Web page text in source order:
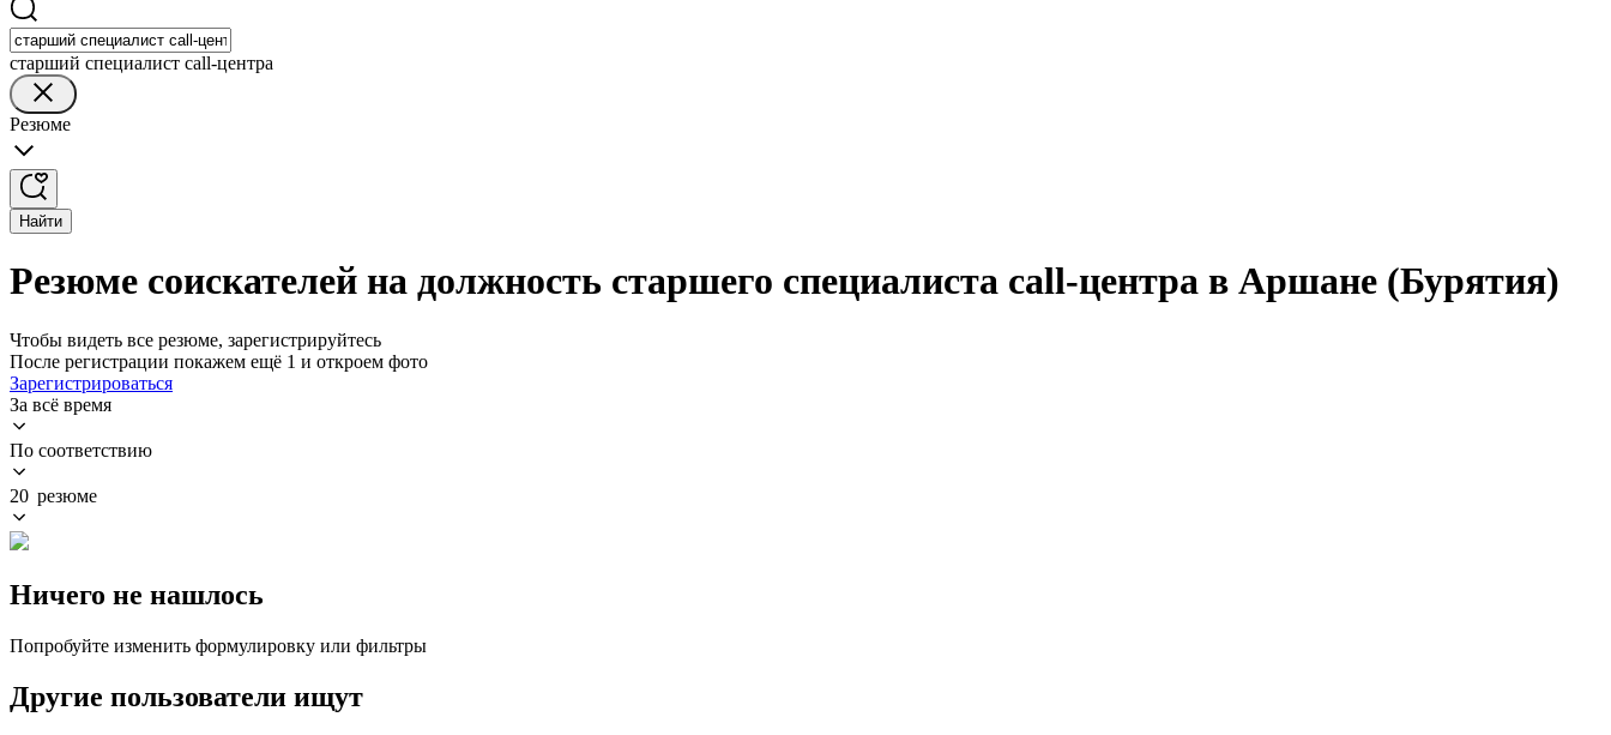
старший специалист call-центра
Резюме
Найти
Резюме соискателей на должность старшего специалиста call-центра в Аршане (Бурятия)
Чтобы видеть все резюме, зарегистрируйтесь
После регистрации покажем ещё 1 и откроем фото
Зарегистрироваться
За всё время
По соответствию
20 резюме
Ничего не нашлось
Попробуйте изменить формулировку или фильтры
Другие пользователи ищут